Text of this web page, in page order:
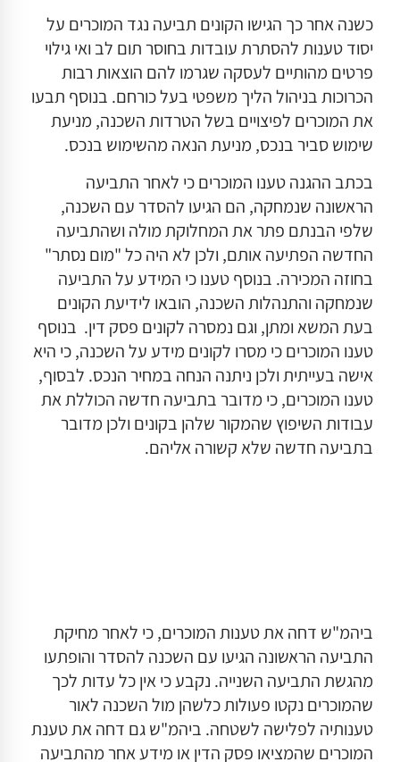
כשנה אחר כך הגישו הקונים תביעה נגד המוכרים על
יסוד טענות להסתרת עובדות בחוסר תום לב ואי גילוי
פרטים מהותיים לעסקה שגרמו להם הוצאות רבות
הכרוכות בניהול הליך משפטי בעל כורחם. בנוסף תבעו
את המוכרים לפיצויים בשל הטרדות השכנה, מניעת
שימוש סביר בנכס, מניעת הנאה מהשימוש בנכס.
בכתב ההגנה טענו המוכרים כי לאחר התביעה
הראשונה שנמחקה, הם הגיעו להסדר עם השכנה,
שלפי הבנתם פתר את המחלוקת מולה ושהתביעה
החדשה הפתיעה אותם, ולכן לא היה כל "מום נסתר"
בחוזה המכירה. בנוסף טענו כי המידע על התביעה
שנמחקה והתנהלות השכנה, הובאו לידיעת הקונים
בעת המשא ומתן, וגם נמסרה לקונים פסק דין. בנוסף
טענו המוכרים כי מסרו לקונים מידע על השכנה, כי היא
אישה בעייתית ולכן ניתנה הנחה במחיר הנכס. לבסוף,
טענו המוכרים, כי מדובר בתביעה חדשה הכוללת את
עבודות השיפוץ שהמקור שלהן בקונים ולכן מדובר
בתביעה חדשה שלא קשורה אליהם.
ביהמ"ש דחה את טענות המוכרים, כי לאחר מחיקת
התביעה הראשונה הגיעו עם השכנה להסדר והופתעו
מהגשת התביעה השנייה. נקבע כי אין כל עדות לכך
שהמוכרים נקטו פעולות כלשהן מול השכנה לאור
טענותיה לפלישה לשטחה. ביהמ"ש גם דחה את טענת
המוכרים שהמציאו פסק הדין או מידע אחר מהתביעה